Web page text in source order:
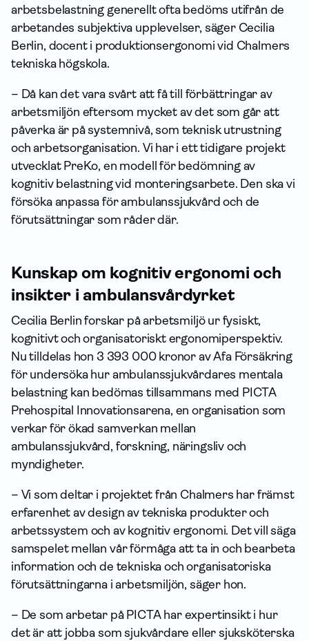
arbetsbelastning generellt ofta bedöms utifrån de
arbetandes subjektiva upplevelser, säger Cecilia
Berlin, docent i produktionsergonomi vid Chalmers
tekniska högskola.
– Då kan det vara svårt att få till förbättringar av
arbetsmiljön eftersom mycket av det som går att
påverka är på systemnivå, som teknisk utrustning
och arbetsorganisation. Vi har i ett tidigare projekt
utvecklat PreKo, en modell för bedömning av
kognitiv belastning vid monteringsarbete. Den ska vi
försöka anpassa för ambulanssjukvård och de
förutsättningar som råder där.
Kunskap om kognitiv ergonomi och
insikter i ambulansvårdyrket
Cecilia Berlin forskar på arbetsmiljö ur fysiskt,
kognitivt och organisatoriskt ergonomiperspektiv.
Nu tilldelas hon 3 393 000 kronor av Afa Försäkring
för undersöka hur ambulanssjukvårdares mentala
belastning kan bedömas tillsammans med PICTA
Prehospital Innovationsarena, en organisation som
verkar för ökad samverkan mellan
ambulanssjukvård, forskning, näringsliv och
myndigheter.
– Vi som deltar i projektet från Chalmers har främst
erfarenhet av design av tekniska produkter och
arbetssystem och av kognitiv ergonomi. Det vill säga
samspelet mellan vår förmåga att ta in och bearbeta
information och de tekniska och organisatoriska
förutsättningarna i arbetsmiljön, säger hon.
– De som arbetar på PICTA har expertinsikt i hur
det är att jobba som sjukvårdare eller sjuksköterska